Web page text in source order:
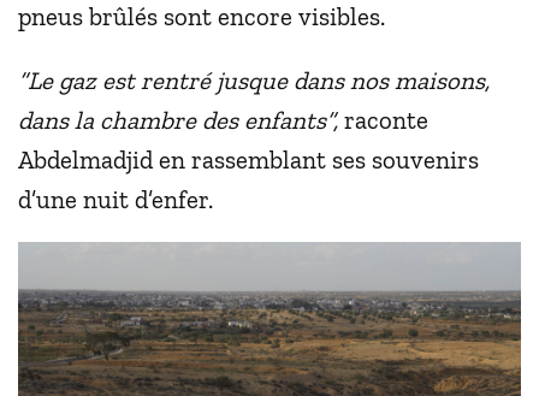
pneus brûlés sont encore visibles.
“Le gaz est rentré jusque dans nos maisons,
dans la chambre des enfants”, raconte
Abdelmadjid en rassemblant ses souvenirs
d’une nuit d’enfer.